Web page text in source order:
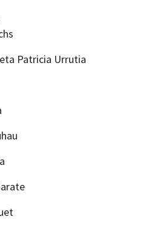
Patricia Urrutia